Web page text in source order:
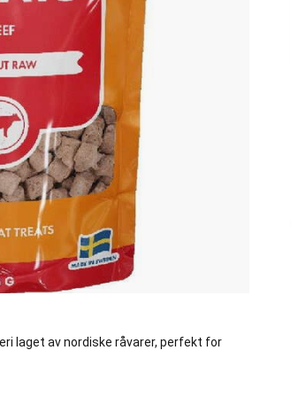
laget av nordiske råvarer, perfekt for